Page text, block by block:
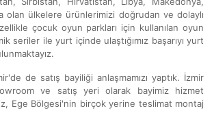
olan ülkelere ürünlerimizi doğrudan ve dolaylı
çocuk oyun parkları için kullanılan oyun
seriler ile yurt içinde ulaştığımız başarıyı yurt
de satış bayiliği anlaşmamızı yaptık. İzmir
ve satış yeri olarak bayimiz hizmet
Ege Bölgesi'nin birçok yerine teslimat montaj